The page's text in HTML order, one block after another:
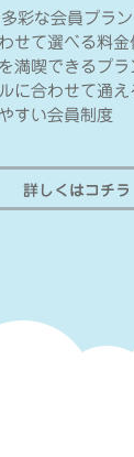
彩な会員プラン
せて選べる料金
満喫できるプラ
に合わせて通え
すい会員制度
詳しくはコチラ